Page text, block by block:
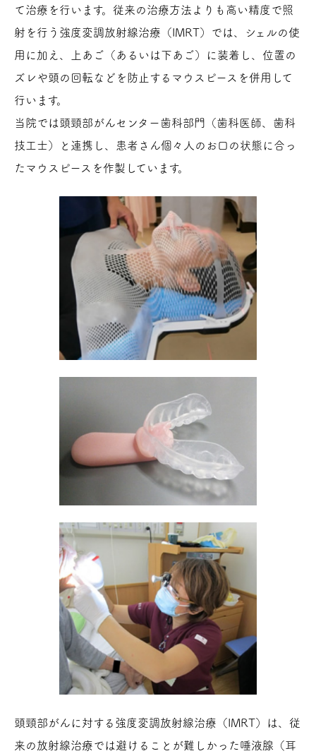
て治療を行います。従来の治療方法よりも高い精度で照
射を行う強度変調放射線治療（IMRT）では、シェルの使
用に加え、上あご（あるいは下あご）に装着し、位置の
ズレや頭の回転などを防止するマウスピースを併用して
行います。
当院では頭頸部がんセンター歯科部門（歯科医師、歯科
技工士）と連携し、患者さん個々人のお口の状態に合っ
たマウスピースを作製しています。
頭頸部がんに対する強度変調放射線治療（IMRT）は、従
来の放射線治療では避けることが難しかった唾液腺（耳